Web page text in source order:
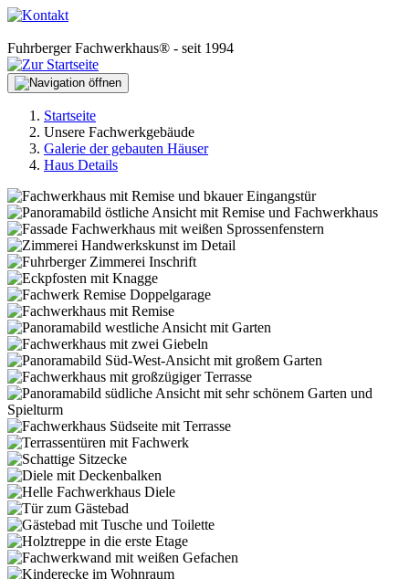
Fuhrberger Fachwerkhaus® - seit 1994
Startseite
Unsere Fachwerkgebäude
Galerie der gebauten Häuser
Haus Details